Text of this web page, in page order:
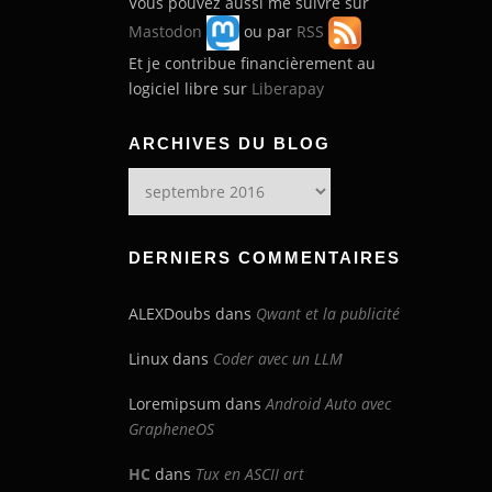
t
i
o
n
d
e
s
a
r
t
i
c
Mastodon
ou par RSS
Et je contribue financièrement au
logiciel libre sur Liberapay
ARCHIVES DU BLOG
du
DERNIERS COMMENTAIRES
ALEXDoubs dans Qwant et la publicité
Linux dans Coder avec un LLM
Loremipsum dans Android Auto avec
GrapheneOS
HC dans Tux en ASCII art